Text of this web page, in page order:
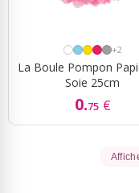
+2
La Boule Pompon
Soie 25cm
0.75 €